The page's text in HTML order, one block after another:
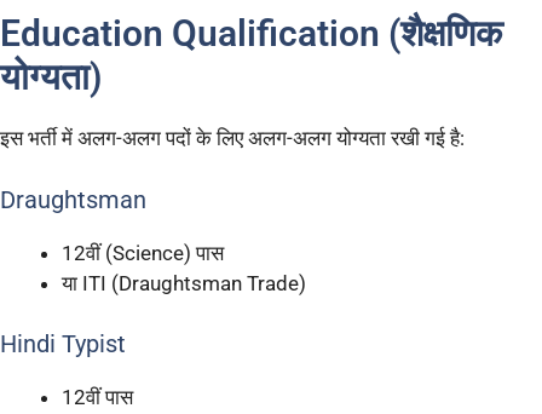
Education Qualification (शैक्षणिक
योग्यता)
इस भर्ती में अलग-अलग पदों के लिए अलग-अलग योग्यता रखी गई है:
Draughtsman
12वीं (Science) पास
या ITI (Draughtsman Trade)
Hindi Typist
12वीं पास